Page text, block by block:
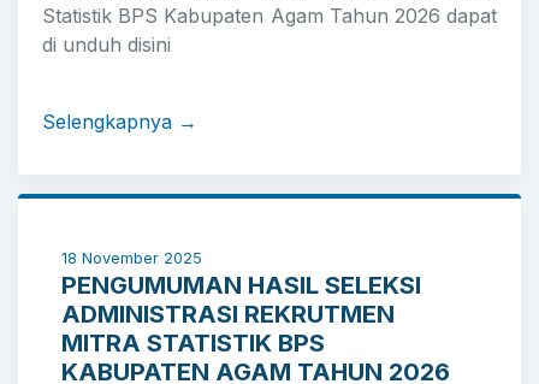
Statistik BPS Kabupaten Agam Tahun 2026 dapat
di unduh disini
Selengkapnya →
18 November 2025
PENGUMUMAN HASIL SELEKSI
ADMINISTRASI REKRUTMEN
MITRA STATISTIK BPS
KABUPATEN AGAM TAHUN 2026